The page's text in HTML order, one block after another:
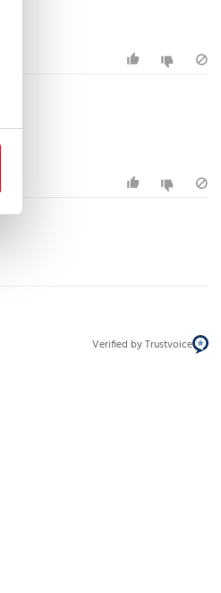
Verified by Trustvoice